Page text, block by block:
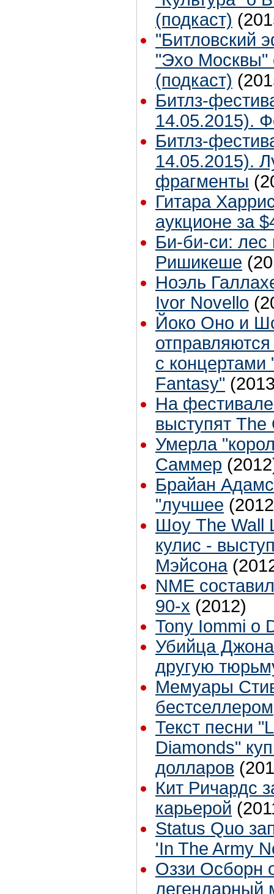
(подкаст)
"Битловский
"Эхо Москвы"
(подкаст)
Битлз-
14.05.2015).
Битлз-
14.05.2015).
фрагменты
Гитара
аукционе за
Би-би-си: лес
Ришикеше
Ноэль
Ivor Novello
Йоко Оно и
с концертами
Fantasy"
На
выступят The
Умерла
Саммер
Брайан
"лучшее
Шоу The Wall
кулис -
Мэйсона
NME
90-х (2012)
Tony Iommi о
Убийца
другую
Мемуары
бестселлером
Текст песни
Diamonds"
долларов
Кит Ричардс
карьерой
Status Quo
'In The Army
Оззи Осборн
легендарный